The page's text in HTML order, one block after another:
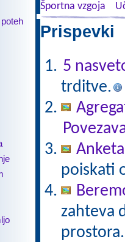
Športna vzgoja
Prispevki
5
trditve.
poiskati
zahteva